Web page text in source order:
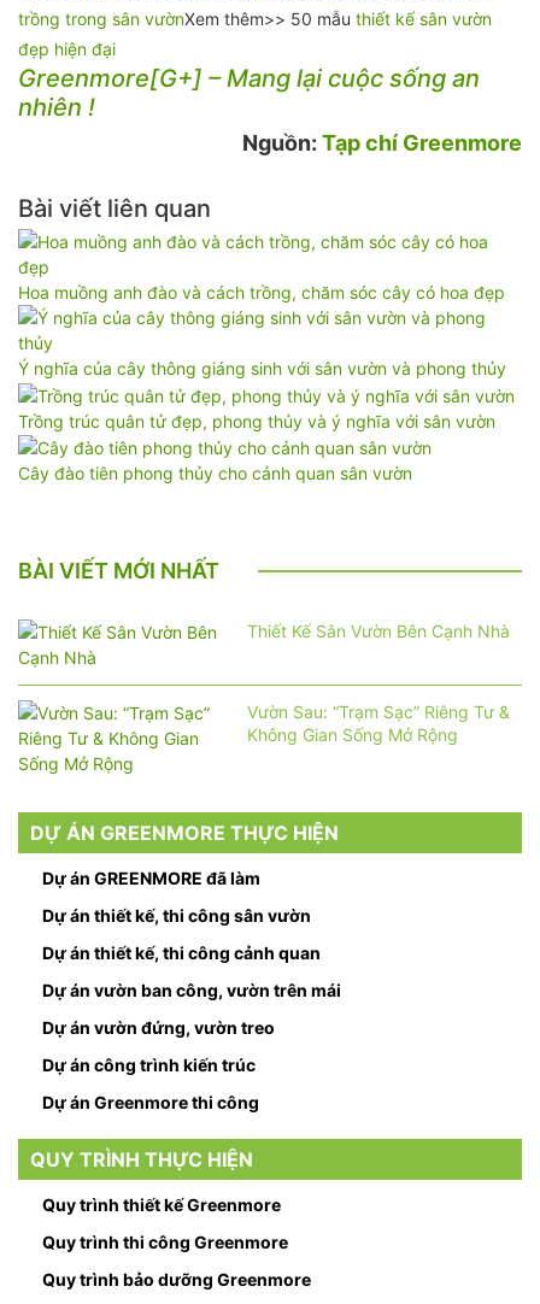
trồng trong sân vườnXem thêm>> 50 mẫu thiết kế sân vườn
đẹp hiện đại
Greenmore[G+] – Mang lại cuộc sống an
nhiên !
Nguồn: Tạp chí Greenmore
Bài viết liên quan
Hoa muồng anh đào và cách trồng, chăm sóc cây có hoa đẹp
Ý nghĩa của cây thông giáng sinh với sân vườn và phong thủy
Trồng trúc quân tử đẹp, phong thủy và ý nghĩa với sân vườn
Cây đào tiên phong thủy cho cảnh quan sân vườn
BÀI VIẾT MỚI NHẤT
Thiết Kế Sân Vườn Bên Cạnh Nhà
Vườn Sau: “Trạm Sạc” Riêng Tư &
Không Gian Sống Mở Rộng
DỰ ÁN GREENMORE THỰC HIỆN
Dự án GREENMORE đã làm
Dự án thiết kế, thi công sân vườn
Dự án thiết kế, thi công cảnh quan
Dự án vườn ban công, vườn trên mái
Dự án vườn đứng, vườn treo
Dự án công trình kiến trúc
Dự án Greenmore thi công
QUY TRÌNH THỰC HIỆN
Quy trình thiết kế Greenmore
Quy trình thi công Greenmore
Quy trình bảo dưỡng Greenmore